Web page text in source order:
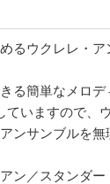
るウクレレ・
る簡単なメロ
ていますので、
ンサンブルを
ン／スタンダ